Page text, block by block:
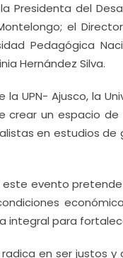
del
el
Pedagógica
Hernández Silva.
UPN- Ajusco, la
crear un espacio
en estudios de
este evento
integral para
en ser justos